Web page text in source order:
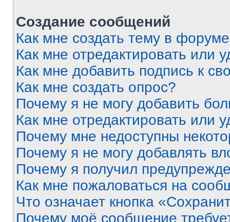
Создание сообщений
Как мне создать тему в
Как мне отредактировать или
Как мне добавить подпись к
Как мне создать опрос?
Почему я не могу добавить
Как мне отредактировать или
Почему мне недоступны
Почему я не могу добавлять
Почему я получил
Как мне пожаловаться на
Что означает кнопка
Почему моё сообщение